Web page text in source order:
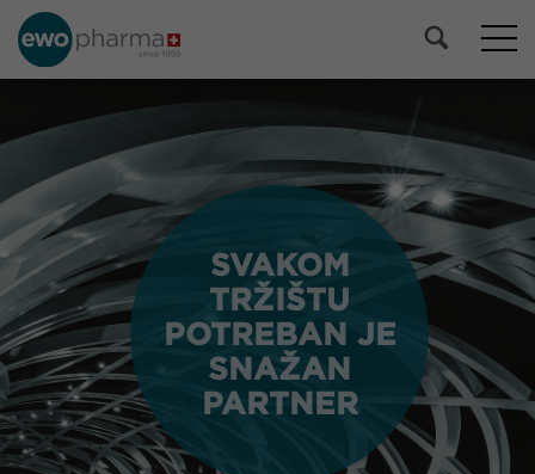
SVAKOM
TRŽIŠTU
POTREBAN JE
SNAŽAN
PARTNER
SVAKOM
TRŽIŠTU
POTREBAN JE
SNAŽAN
PARTNER